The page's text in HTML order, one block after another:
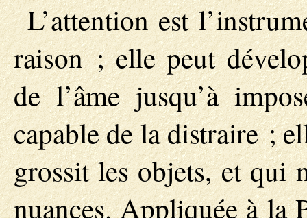
L’attention est
raison ; elle peut
de l’âme jusqu’à
capable de la distraire ;
grossit les objets, et qui
nuances. Appliquée à la